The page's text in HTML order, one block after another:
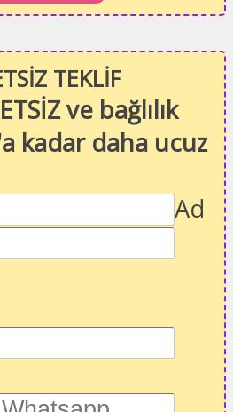
TEKLİF
ve bağlılık
kadar daha ucuz
Ad